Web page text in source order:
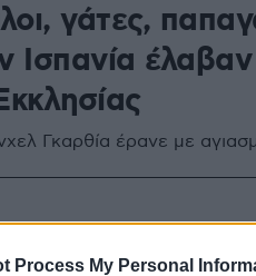
Process My Personal
γάτες,
Ισπανία
Γκαρθία έρανε με